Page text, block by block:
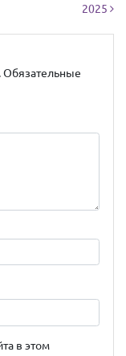
2025
Обязательные
в этом